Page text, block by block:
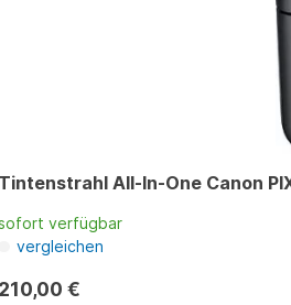
Tintenstrahl All-In-One Canon
verfügbar
vergleichen
210,00 €